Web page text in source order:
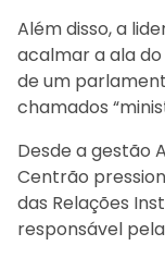
Além disso, a
acalmar a ala
de um
chamados
Desde a gestão
Centrão
das Relações
responsável